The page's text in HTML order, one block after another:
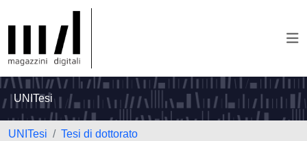
UNITesi
UNITesi
Tesi di dottorato